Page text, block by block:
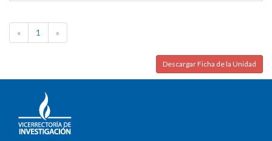
« 1 »
Descargar Ficha de la Unidad